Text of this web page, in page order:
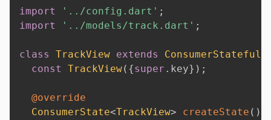
import '../config.dart' ;
import
'../models/track.dart' ;
class TrackView extends
const
TrackView( {super . key} ) ;
@override
ConsumerState<TrackView> createState ( )